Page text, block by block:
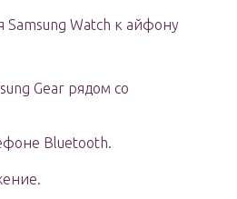
Watch к айфону
Gear рядом со
Bluetooth.